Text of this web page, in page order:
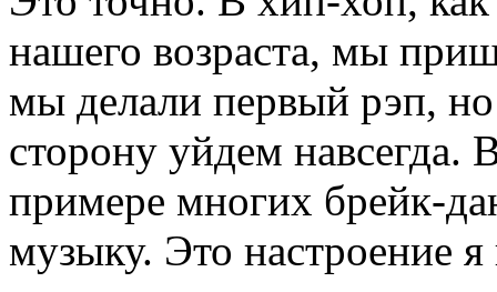
нашего возраста, мы
мы делали первый рэп,
сторону уйдем
примере многих брейк-
музыку. Это настроение